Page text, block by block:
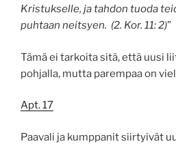
Kristukselle, ja tahdon tuoda
puhtaan neitsyen. (2. Kor. 11: 2)”
Tämä ei tarkoita sitä, että uusi
pohjalla, mutta parempaa on
Apt. 17
Paavali ja kumppanit siirtyivät